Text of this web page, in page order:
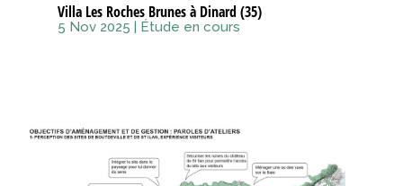
Villa Les Roches Brunes à Dinard (35)
5 Nov 2025 | Étude en cours